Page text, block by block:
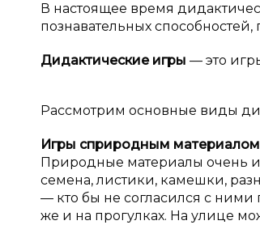
В настоящее время
познавательных
Дидактические игры — это
Рассмотрим основные виды
Игры сприродным материалом
Природные материалы очень
семена, листики, камешки,
— кто бы не согласился с ними
же и на прогулках. На улице